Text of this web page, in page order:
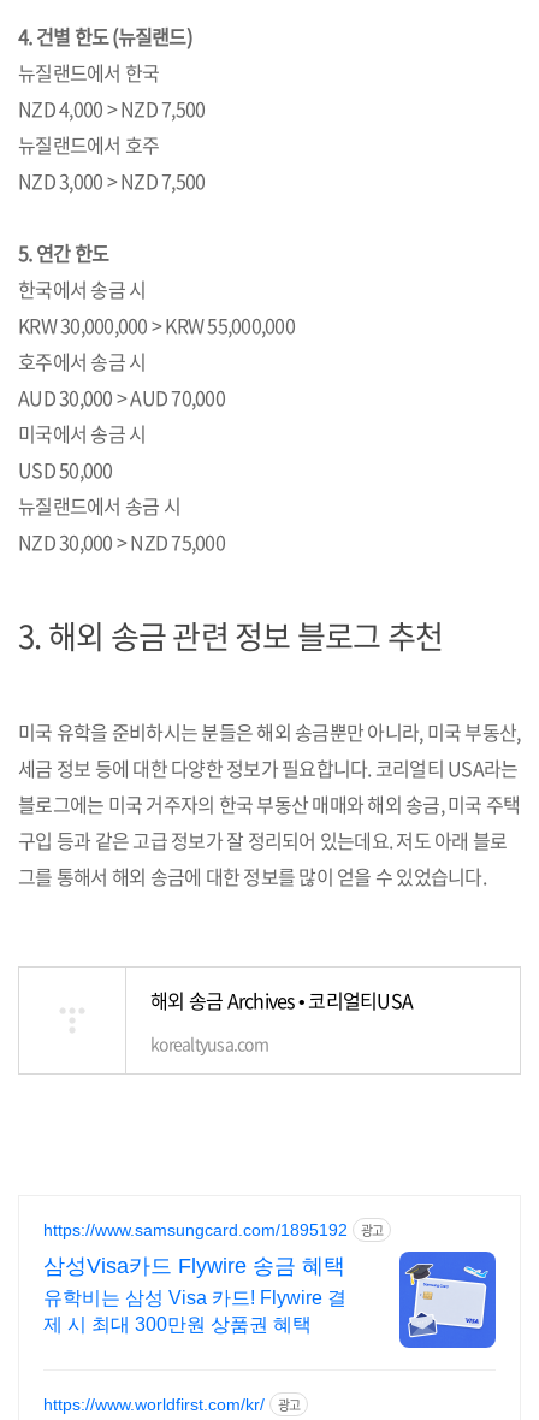
4. 건별 한도 (뉴질랜드)
뉴질랜드에서 한국
NZD 4,000 > NZD 7,500
뉴질랜드에서 호주
NZD 3,000 > NZD 7,500
5. 연간 한도
한국에서 송금 시
KRW 30,000,000 > KRW 55,000,000
호주에서 송금 시
AUD 30,000 > AUD 70,000
미국에서 송금 시
USD 50,000
뉴질랜드에서 송금 시
NZD 30,000 > NZD 75,000
3. 해외 송금 관련 정보 블로그 추천
미국 유학을 준비하시는 분들은 해외 송금뿐만 아니라, 미국 부동산,
세금 정보 등에 대한 다양한 정보가 필요합니다. 코리얼티 USA라는
블로그에는 미국 거주자의 한국 부동산 매매와 해외 송금, 미국 주택
구입 등과 같은 고급 정보가 잘 정리되어 있는데요. 저도 아래 블로
그를 통해서 해외 송금에 대한 정보를 많이 얻을 수 있었습니다.
해외 송금 Archives • 코리얼티USA
korealtyusa.com
https://www.samsungcard.com/1895192 광고
삼성Visa카드 Flywire 송금 혜택
유학비는 삼성 Visa 카드! Flywire 결
제 시 최대 300만원 상품권 혜택
https://www.worldfirst.com/kr/ 광고